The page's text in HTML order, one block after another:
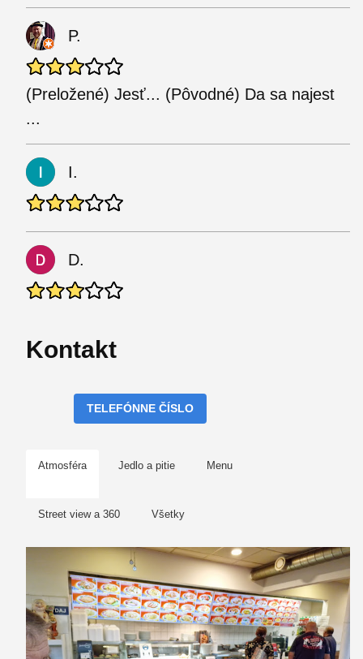
P.
(Preložené) Jesť... (Pôvodné) Da sa najest
...
I.
D.
Kontakt
TELEFÓNNE ČÍSLO
Atmosféra Jedlo a pitie Menu
Street view a 360 Všetky